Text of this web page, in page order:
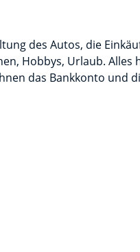
des Autos, die
Hobbys, Urlaub. Alles
das Bankkonto und